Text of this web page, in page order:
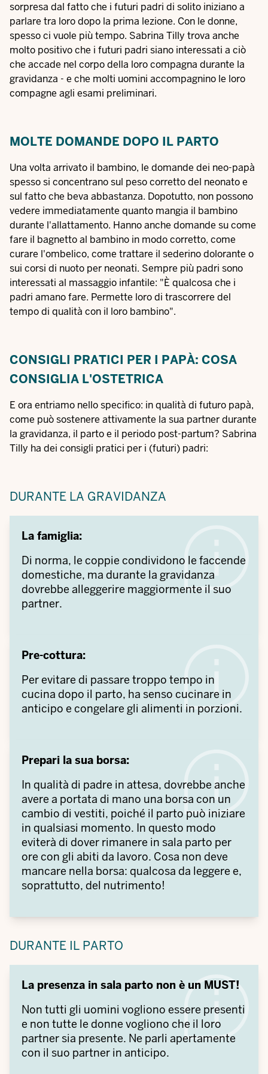
sorpresa dal fatto che i futuri padri di solito iniziano a
parlare tra loro dopo la prima lezione. Con le donne,
spesso ci vuole più tempo. Sabrina Tilly trova anche
molto positivo che i futuri padri siano interessati a ciò
che accade nel corpo della loro compagna durante la
gravidanza - e che molti uomini accompagnino le loro
compagne agli esami preliminari.
MOLTE DOMANDE DOPO IL PARTO
Una volta arrivato il bambino, le domande dei neo-papà
spesso si concentrano sul peso corretto del neonato e
sul fatto che beva abbastanza. Dopotutto, non possono
vedere immediatamente quanto mangia il bambino
durante l'allattamento. Hanno anche domande su come
fare il bagnetto al bambino in modo corretto, come
curare l'ombelico, come trattare il sederino dolorante o
sui corsi di nuoto per neonati. Sempre più padri sono
interessati al massaggio infantile: "È qualcosa che i
padri amano fare. Permette loro di trascorrere del
tempo di qualità con il loro bambino".
CONSIGLI PRATICI PER I PAPÀ: COSA
CONSIGLIA L'OSTETRICA
E ora entriamo nello specifico: in qualità di futuro papà,
come può sostenere attivamente la sua partner durante
la gravidanza, il parto e il periodo post-partum? Sabrina
Tilly ha dei consigli pratici per i (futuri) padri:
DURANTE LA GRAVIDANZA
La famiglia:
Di norma, le coppie condividono le faccende
domestiche, ma durante la gravidanza
dovrebbe alleggerire maggiormente il suo
partner.
Pre-cottura:
Per evitare di passare troppo tempo in
cucina dopo il parto, ha senso cucinare in
anticipo e congelare gli alimenti in porzioni.
Prepari la sua borsa:
In qualità di padre in attesa, dovrebbe anche
avere a portata di mano una borsa con un
cambio di vestiti, poiché il parto può iniziare
in qualsiasi momento. In questo modo
eviterà di dover rimanere in sala parto per
ore con gli abiti da lavoro. Cosa non deve
mancare nella borsa: qualcosa da leggere e,
soprattutto, del nutrimento!
DURANTE IL PARTO
La presenza in sala parto non è un MUST!
Non tutti gli uomini vogliono essere presenti
e non tutte le donne vogliono che il loro
partner sia presente. Ne parli apertamente
con il suo partner in anticipo.